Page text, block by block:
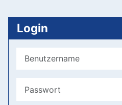
Login
Benutzername